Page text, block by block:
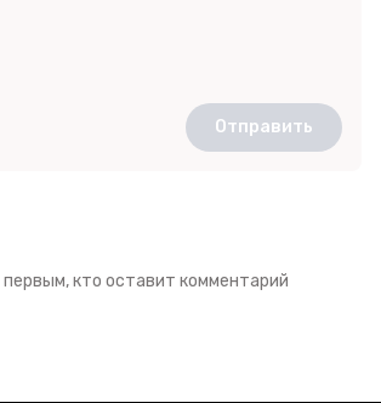
Отправить
кто оставит комментарий